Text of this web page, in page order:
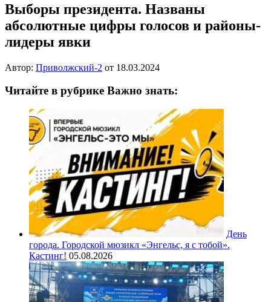
Выборы президента. Названы
абсолютные цифры голосов и районы-
лидеры явки
Автор: Приволжский-2 от 18.03.2024
Читайте в рубрике Важно знать:
День
города. Городской мюзикл «Энгельс, я с тобой».
Кастинг! 05.08.2026